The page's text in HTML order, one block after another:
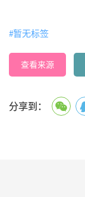
#暂无标签
查看来源
分享到：